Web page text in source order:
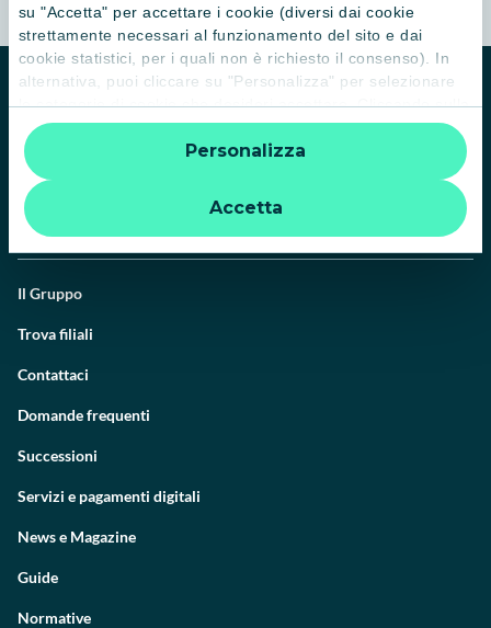
su "Accetta" per accettare i cookie (diversi dai cookie
strettamente necessari al funzionamento del sito e dai
cookie statistici, per i quali non è richiesto il consenso). In
alternativa, puoi cliccare su "Personalizza" per selezionare
le categorie di cookie che desideri accettare. Cliccando sulla
“X” le impostazioni predefinite vengono lasciate invariate e
quindi la navigazione può continuare senza cookie o altri
strumenti di tracciamento diversi da quelli tecnici. Per
ulteriori informazioni:
informativa privacy
Accetta
Personalizza
Il Gruppo
Trova filiali
Contattaci
Domande frequenti
Successioni
Servizi e pagamenti digitali
News e Magazine
Guide
Normative